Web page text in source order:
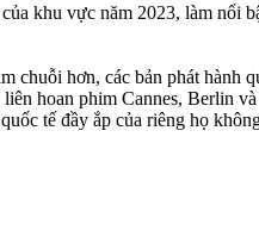
khu vực năm 2023, làm nổi
chuỗi hơn, các bản phát hành
hoan phim Cannes, Berlin
tế đầy ắp của riêng họ